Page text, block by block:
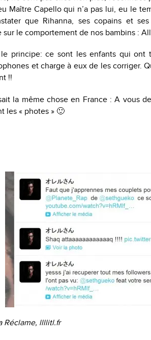
Maître Capello qui n’a pas lui, eu le
que Rihanna, ses copains et
sur le comportement de nos bambins :
principe: ce sont les enfants qui ont
et charge à eux de les corriger.
!!
la même chose en France : A vous
les « photes » 🙂
Réclame, llllitl.fr